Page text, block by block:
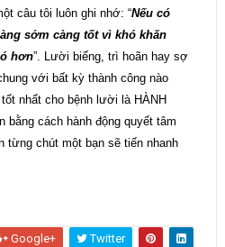
câu tôi luôn ghi nhớ: “Nếu có
sớm càng tốt vì khó khăn
hơn”. Lười biếng, trì hoãn hay sợ
với bất kỳ thành công nào
nhất cho bệnh lười là HÀNH
bằng cách hành động quyết tâm
từng chút một bạn sẽ tiến nhanh
Google+ Twitter